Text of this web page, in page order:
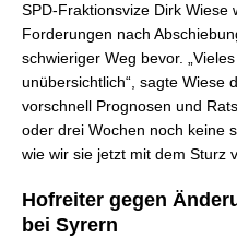
SPD-Fraktionsvize Dirk Wiese
Forderungen nach
schwieriger Weg bevor.
unübersichtlich“, sagte Wiese
vorschnell Prognosen und
oder drei Wochen noch keine
wie wir sie jetzt mit dem Sturz
Hofreiter gegen
bei Syrern